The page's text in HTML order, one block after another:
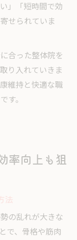
」「短時間で効
せられていま
合った整体院を
り入れていきま
維持と快適な職
す。
率向上も狙
の乱れが大きな
で、骨格や筋肉